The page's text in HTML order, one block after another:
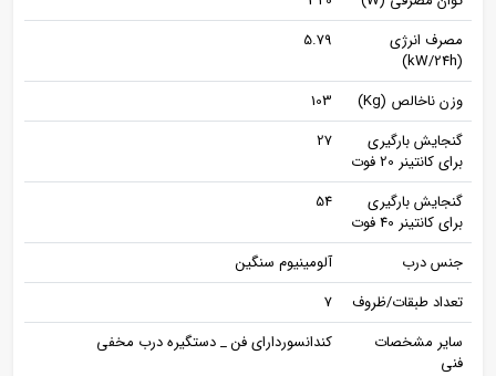
مصرف انرژی
(kW/24h)
5.79
وزن ناخالص (Kg)
103
گنجایش بارگیری
برای کانتینر 20 فوت
27
گنجایش بارگیری
برای کانتینر 40 فوت
54
جنس درب
آلومینیوم سنگین
تعداد طبقات/ظروف
7
سایر مشخصات
فنی
کندانسوردارای فن _ دستگیره درب مخفی